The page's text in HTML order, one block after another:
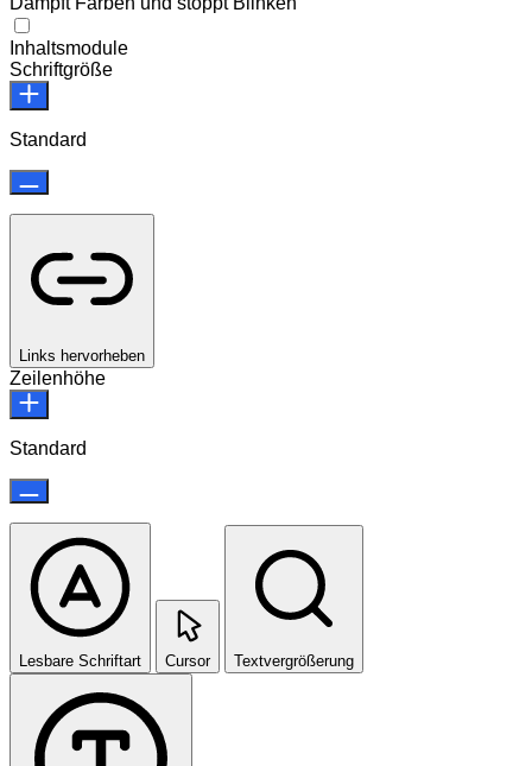
Inhaltsmodule
Schriftgröße
Standard
Links hervorheben
Zeilenhöhe
Standard
Lesbare Schriftart Cursor Textvergrößerung